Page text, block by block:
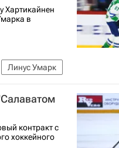
Хартикайнен
в
Линус Умарк
контракт с
хоккейного